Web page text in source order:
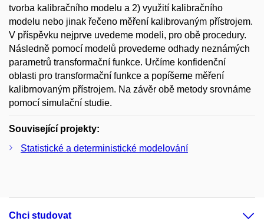
tvorba kalibračního modelu a 2) využití kalibračního
modelu nebo jinak řečeno měření kalibrovaným přístrojem.
V příspěvku nejprve uvedeme modeli, pro obě procedury.
Následně pomocí modelů provedeme odhady neznámých
parametrů transformační funkce. Určíme konfidenční
oblasti pro transformační funkce a popíšeme měření
kalibrnovaným přístrojem. Na závěr obě metody srovnáme
pomocí simulační studie.
Související projekty:
Statistické a deterministické modelování
Chci studovat